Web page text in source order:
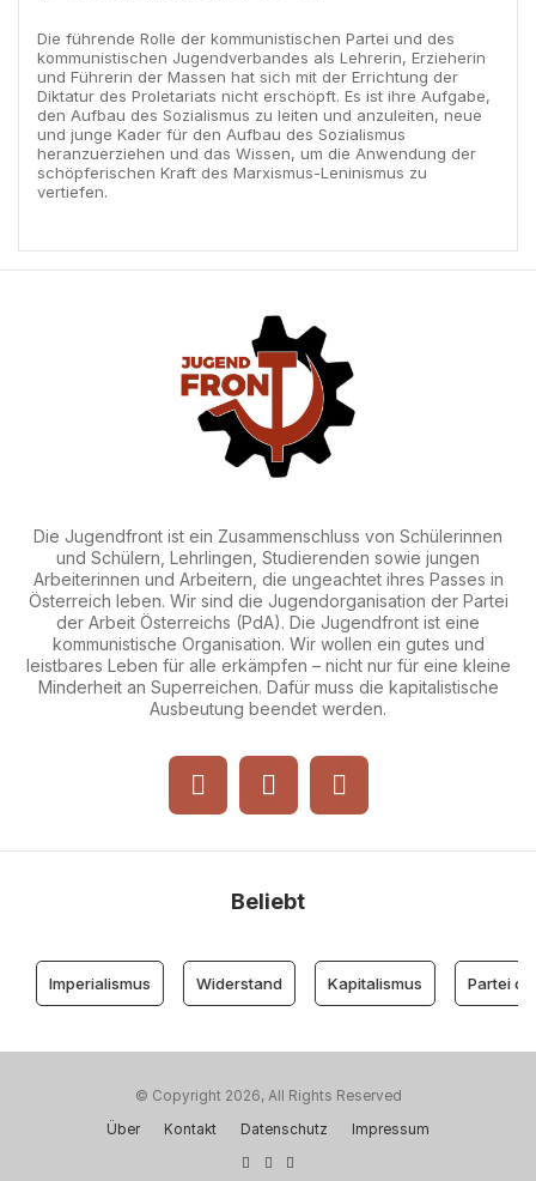
Die führende Rolle der kommunistischen Partei und des
kommunistischen Jugendverbandes als Lehrerin, Erzieherin
und Führerin der Massen hat sich mit der Errichtung der
Diktatur des Proletariats nicht erschöpft. Es ist ihre Aufgabe,
den Aufbau des Sozialismus zu leiten und anzuleiten, neue
und junge Kader für den Aufbau des Sozialismus
heranzuerziehen und das Wissen, um die Anwendung der
schöpferischen Kraft des Marxismus-Leninismus zu
vertiefen.
Die Jugendfront ist ein Zusammenschluss von Schülerinnen
und Schülern, Lehrlingen, Studierenden sowie jungen
Arbeiterinnen und Arbeitern, die ungeachtet ihres Passes in
Österreich leben. Wir sind die Jugendorganisation der Partei
der Arbeit Österreichs (PdA). Die Jugendfront ist eine
kommunistische Organisation. Wir wollen ein gutes und
leistbares Leben für alle erkämpfen – nicht nur für eine kleine
Minderheit an Superreichen. Dafür muss die kapitalistische
Ausbeutung beendet werden.
Beliebt
Imperialismus Widerstand Kapitalismus Partei
© Copyright 2026, All Rights Reserved
Über
Kontakt Datenschutz Impressum